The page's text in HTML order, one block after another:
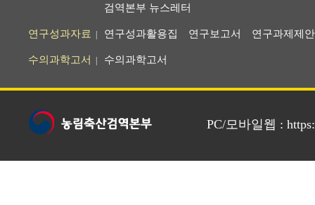
검역본부 뉴스레터
연구성과자료 연구성과활용집 연구보고서 연구과제제
수의과학고서 수의과학고서
PC/모바일웹 :